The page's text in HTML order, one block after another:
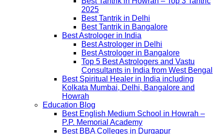
2025
Best Tantrik in Delhi
Best Tantrik in Bangalore
Best Astrologer in India
Best Astrologer in Delhi
Best Astrologer in Bangalore
Top 5 Best Astrologers and Vastu
Consultants in India from West Bengal
Best Spiritual Healer in India including
Kolkata Mumbai, Delhi, Bangalore and
Howrah
Education Blog
Best English Medium School in Howrah –
P.P. Memorial Academy
Best BBA Colleges in Durgapur